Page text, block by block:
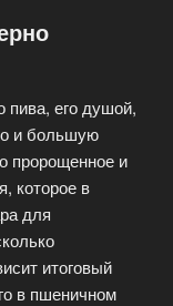
его душой,
и большую
пророщенное и
которое в
для
итоговый
в пшеничном